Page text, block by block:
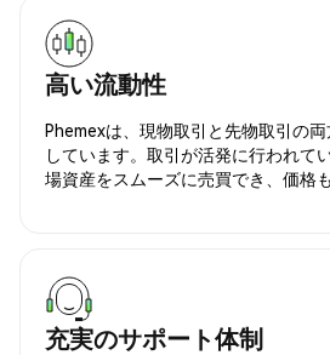
高い流動性
Phemexは、現物取引と先物取引の
しています。取引が活発に行われて
場資産をスムーズに売買でき、価格
充実のサポート体制